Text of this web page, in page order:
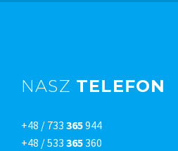
NASZ TELEFON
+48 / 733 365944
+48 / 533 365360